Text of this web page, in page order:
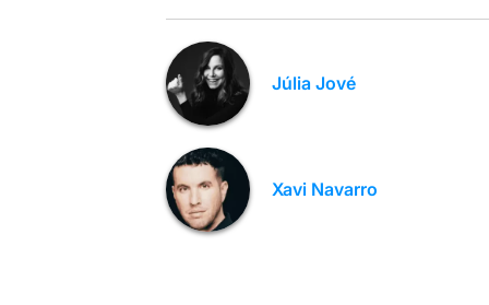
Júlia Jové
Xavi Navarro